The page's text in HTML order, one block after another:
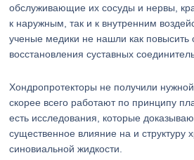
обслуживающие их сосуды и нервы,
к наружным, так и к внутренним
ученые медики не нашли как повысить
восстановления суставных
Хондропротекторы не получили
скорее всего работают по принципу
есть исследования, которые
существенное влияние на и структуру
синовиальной жидкости.